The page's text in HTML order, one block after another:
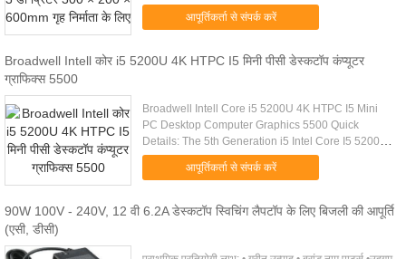
accurately 2. High precision, 0.05-0.3mm layer
thickness 3. 1cm ...
आपूर्तिकर्ता से संपर्क करें
Broadwell Intell कोर i5 5200U 4K HTPC I5 मिनी पीसी डेस्कटॉप कंप्यूटर
ग्राफिक्स 5500
Broadwell Intell Core i5 5200U 4K HTPC I5 Mini
PC Desktop Computer Graphics 5500 Quick
Details: The 5th Generation i5 Intel Core I5 5200U
Mini PC Rear I/O: DC Dual HDMI Dual Gigabit LAN
1* Fiber Port USB 2.0*4 ...
आपूर्तिकर्ता से संपर्क करें
90W 100V - 240V, 12 वी 6.2A डेस्कटॉप स्विचिंग लैपटॉप के लिए बिजली की आपूर्ति
(एसी, डीसी)